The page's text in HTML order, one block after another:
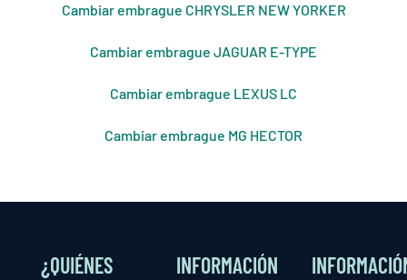
Cambiar embrague CHRYSLER NEW YORKER
Cambiar embrague JAGUAR E-TYPE
Cambiar embrague LEXUS LC
Cambiar embrague MG HECTOR
¿QUIÉNES
INFORMACIÓN